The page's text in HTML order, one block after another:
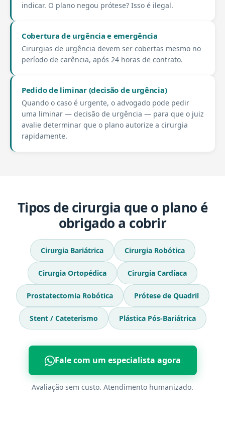
indicar. O plano negou prótese? Isso é ilegal.
Cobertura de urgência e emergência
Cirurgias de urgência devem ser cobertas mesmo no
período de carência, após 24 horas de contrato.
Pedido de liminar (decisão de urgência)
Quando o caso é urgente, o advogado pode pedir
uma liminar — decisão de urgência — para que o juiz
avalie determinar que o plano autorize a cirurgia
rapidamente.
Tipos de cirurgia que o plano é
obrigado a cobrir
Cirurgia Bariátrica Cirurgia Robótica
Cirurgia Ortopédica Cirurgia Cardíaca
Prostatectomia Robótica Prótese de Quadril
Stent / Cateterismo Plástica Pós-Bariátrica
Fale com um especialista agora
Avaliação sem custo. Atendimento humanizado.